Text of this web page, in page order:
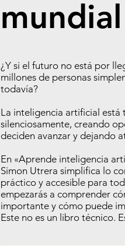
mundial
¿Y si el futuro no está por
millones de personas
todavía?
La inteligencia artificial
silenciosamente, creando
deciden avanzar y dejando
En «Aprende inteligencia
Simon Utrera simplifica lo
práctico y accesible para
empezarás a comprender
importante y cómo puede
Este no es un libro técnico.